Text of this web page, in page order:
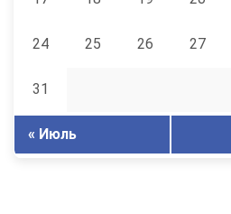
24 25 26 27
31
« Июль